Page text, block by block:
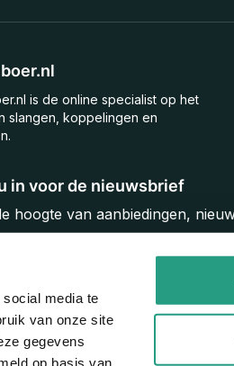
media te
van onze site
gegevens
op basis van
in voor de nieuwsbrief
hoogte van aanbiedingen,
is de online specialist op het
slangen, koppelingen en